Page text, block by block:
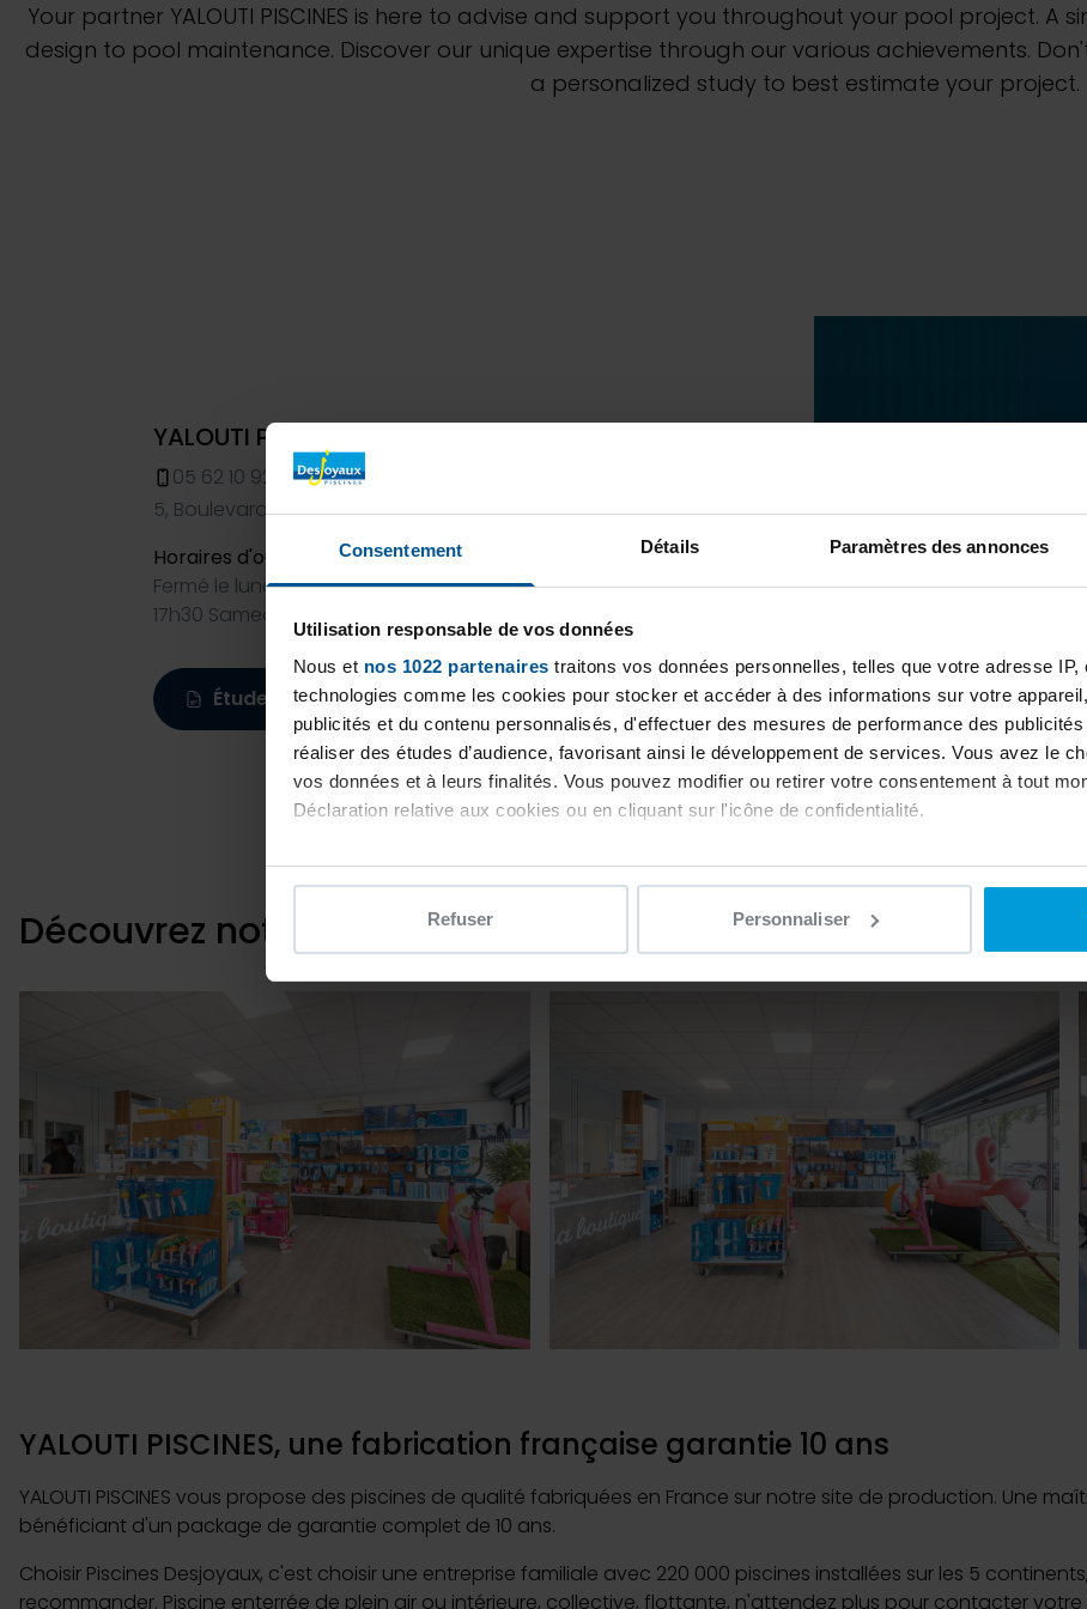
Consentement Détails Paramètres des annonces
Utilisation responsable de vos données
Nous et nos 1022 partenaires traitons vos données personnelles, telles que votre adresse IP,
technologies comme les cookies pour stocker et accéder à des informations sur votre
publicités et du contenu personnalisés, d'effectuer des mesures de performance des
réaliser des études d’audience, favorisant ainsi le développement de services. Vous avez le
vos données et à leurs finalités. Vous pouvez modifier ou retirer votre consentement à tout
Déclaration relative aux cookies ou en cliquant sur l'icône de confidentialité.
Si vous le permettez, nous aimerions également :
Identifier votre appareil en l'analysant activement pour en relever les caractéristiques
digitales).
Pour en savoir plus sur le traitement de vos données personnelles et définir vos préférences,
Les cookies nous permettent de personnaliser le contenu et les annonces, d'offrir des
sociaux et d'analyser notre trafic. Nous partageons également des informations sur l'utilisation
partenaires de médias sociaux, de publicité et d'analyse, qui peuvent combiner celles-ci avec
vous leur avez fournies ou qu'ils ont collectées lors de votre utilisation de leurs services.
Refuser Personnaliser
Your partner YALOUTI PISCINES is here to advise and support you throughout your pool project.
design to pool maintenance. Discover our unique expertise through our various achievements. Don't
a personalized study to best estimate your project.
YALOUTI PISCINES - Piscines Desjoyaux
05 62 10 92 43
5, Boulevard de la Lèze, Eaunes, 31600
Horaires d'ouverture
Fermé le lundi Mardi-mercredi-jeudi-vendredi : 9h30-13h00 / 14h30-
17h30 Samedi : 9h00-13h30
Étude personnalisée
Découvrez notre magasin
YALOUTI PISCINES, une fabrication française garantie 10 ans
YALOUTI PISCINES vous propose des piscines de qualité fabriquées en France sur notre site de production. Une
bénéficiant d'un package de garantie complet de 10 ans.
Choisir Piscines Desjoyaux, c'est choisir une entreprise familiale avec 220 000 piscines installées sur les 5
recommander. Piscine enterrée de plein air ou intérieure, collective, flottante, n'attendez plus pour contacter votre